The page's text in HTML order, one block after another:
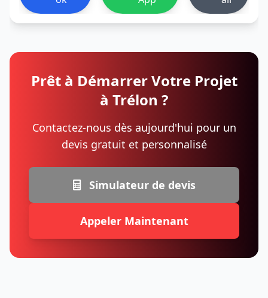
Prêt à Démarrer Votre Projet
à Trélon ?
Contactez-nous dès aujourd'hui pour un
devis gratuit et personnalisé
Simulateur de devis
Appeler Maintenant